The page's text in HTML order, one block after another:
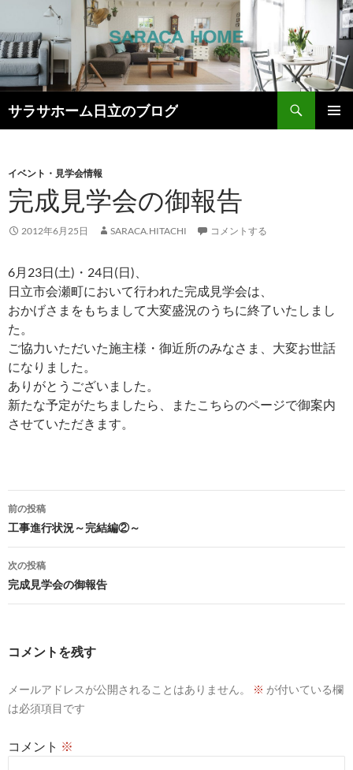
サラサホーム日立のブログ
索
ン
ツ
へ
キ
プ
イベント・見学会情報
完成見学会の御報告
2012年6月25日 SARACA.HITACHI コメントする
6月23日(土)・24日(日)、
日立市会瀬町において行われた完成見学会は、
おかげさまをもちまして大変盛況のうちに終了いたしまし
た。
ご協力いただいた施主様・御近所のみなさま、大変お世話
になりました。
ありがとうございました。
新たな予定がたちましたら、またこちらのページで御案内
させていただきます。
投
稿
ナ
ビ
ゲ
ョ
前の投稿
工事進行状況～完結編②～
次の投稿
完成見学会の御報告
コメントを残す
メールアドレスが公開されることはありません。 ※ が付いている欄
は必須項目です
コメント ※